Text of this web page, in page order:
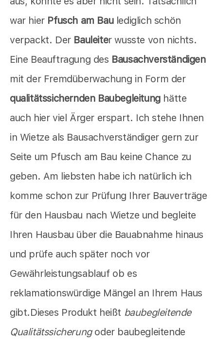
war hier Pfusch am Baulediglich schön
verpackt. Der Bauleiter wusste von nichts.
Eine Beauftragung des Bausachverständigen
mit der Fremdüberwachung in Form der
qualitätssichernden Baubegleitunghätte
auch hier viel Ärger erspart. Ich stehe Ihnen
in Wietze als Bausachverständiger gern zur
Seite um Pfusch am Bau keine Chance zu
geben. Am liebsten habe ich natürlich ich
komme schon zur Prüfung Ihrer Bauverträge
für den Hausbau nach Wietze und begleite
Ihren Hausbau über die Bauabnahme hinaus
und prüfe auch später noch vor
Gewährleistungsablauf ob es
reklamationswürdige Mängel an Ihrem Haus
gibt.Dieses Produkt heißt baubegleitende
Qualitätssicherung oder baubegleitende